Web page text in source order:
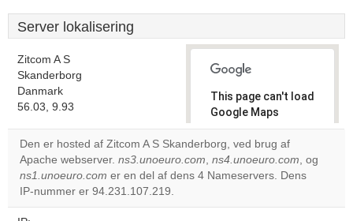
Server lokalisering
Zitcom A S
Skanderborg
Danmark
56.03, 9.93
This page can't load
Google Maps
correctly.
Do you
own this
OK
Den er hosted af Zitcom A S Skanderborg, ved brug af
Apache webserver. ns3.unoeuro.com, ns4.unoeuro.com, og
ns1.unoeuro.com er en del af dens 4 Nameservers. Dens
IP-nummer er 94.231.107.219.